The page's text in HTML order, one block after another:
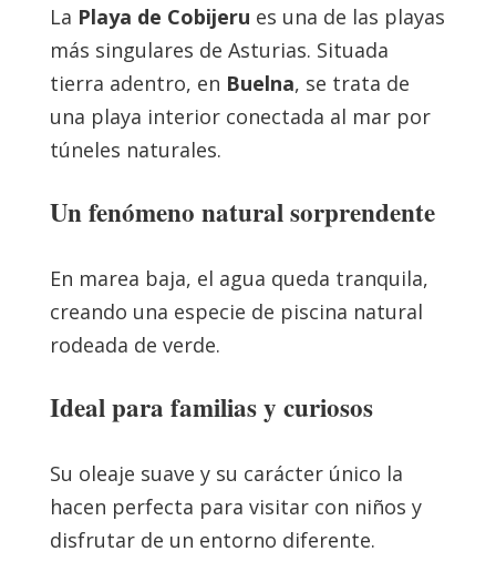
La Playa de Cobijeru es una de las playas
más singulares de Asturias. Situada
tierra adentro, en Buelna, se trata de
una playa interior conectada al mar por
túneles naturales.
Un fenómeno natural sorprendente
En marea baja, el agua queda tranquila,
creando una especie de piscina natural
rodeada de verde.
Ideal para familias y curiosos
Su oleaje suave y su carácter único la
hacen perfecta para visitar con niños y
disfrutar de un entorno diferente.